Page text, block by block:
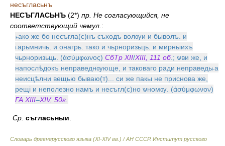
несъгласьнъ
НЕСЪГЛАСЬНЪ (2*) пр. Не согласующийся, не
соответствующий чемул. :
˫ако же бо несъгла(с)нъ съходъ волѹи и быволъ. и
˫арьмничь. и онагрь. тако и чьрноризьць. и мирныихъ
чьрноризьць. (ἀσύμφωνος) СбТр XII/XIII, 111 об.; ѡви же, и
напослѣдокъ неправеднѹюще, и таковаго ради неправедь˫а
неисцѣлни вещью бываю(т)... си же пакы не приснова же,
рещi и неполезно намъ и несъгл(с)но ѡномѹ. (ἀσύμφωνον)
ГА XIII–XIV, 50г.
Ср. съгласьныи
Словарь древнерусского языка (XI-XIV вв.) / АН СССР. Институт русского